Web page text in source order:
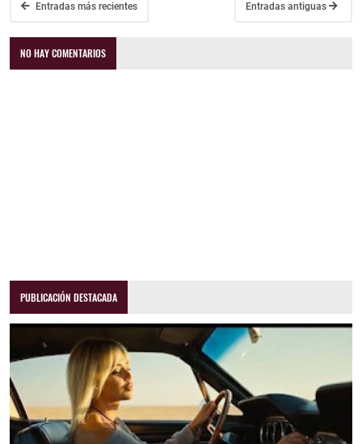
Entradas más recientes Entradas antiguas
NO HAY COMENTARIOS
PUBLICACIÓN DESTACADA